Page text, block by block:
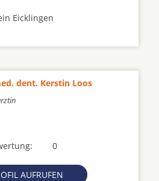
Eicklingen
dent. Kerstin Loos
0
AUFRUFEN